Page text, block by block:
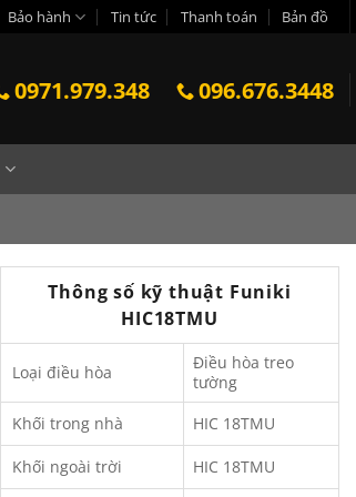
Bảo hành Tin tức Thanh toán Bản đồ
0971.979.348 096.676.3448
Thông số kỹ thuật Funiki
HIC18TMU
Loại điều hòa
Điều hòa treo
tường
Khối trong nhà
HIC 18TMU
Khối ngoài trời HIC 18TMU